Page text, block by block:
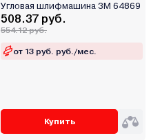
Угловая шлифмашина 3M 64869
508.37 руб.
554.12 руб.
от 13 руб. руб./мес.
Купить